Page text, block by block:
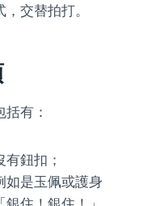
交替拍打。
有：
鈕扣；
如是玉佩或護身